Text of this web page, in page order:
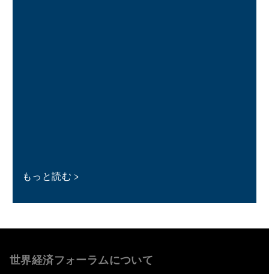
もっと読む
世界経済フォーラムについて